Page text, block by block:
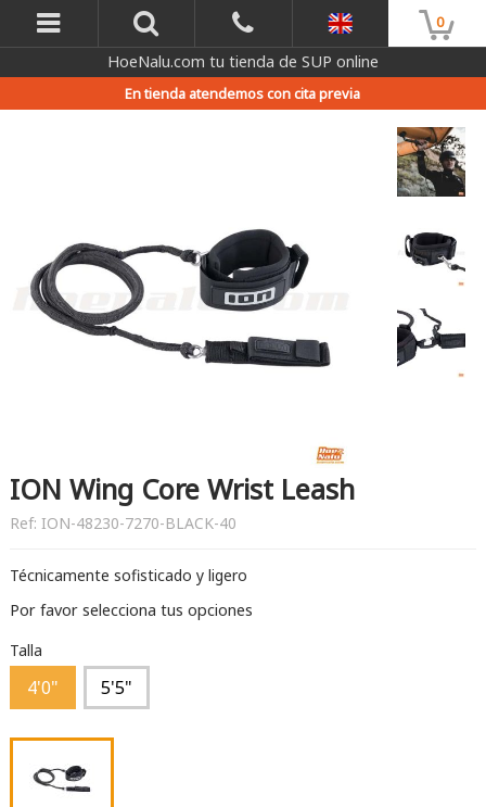
0
HoeNalu.com tu tienda de SUP online
En tienda atendemos con cita previa
ION Wing Core Wrist Leash
Ref: ION-48230-7270-BLACK-40
Técnicamente sofisticado y ligero
Por favor selecciona tus opciones
Talla
4'0" 5'5"